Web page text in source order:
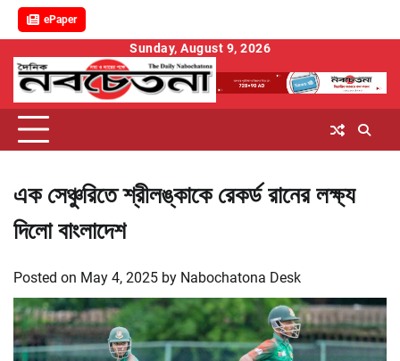
ePaper
content
Sunday, August 9, 2026
এক সেঞ্চুরিতে শ্রীলঙ্কাকে রেকর্ড রানের লক্ষ্য
দিলো বাংলাদেশ
Posted on May 4, 2025 by Nabochatona Desk